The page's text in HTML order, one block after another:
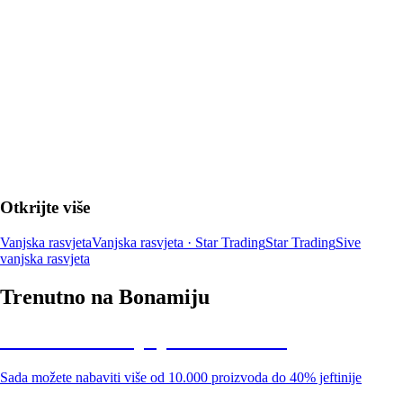
Otkrijte više
Vanjska rasvjetaVanjska rasvjeta · Star TradingStar TradingSive
vanjska rasvjeta
Trenutno na Bonamiju
Sada možete nabaviti više od 10.000 proizvoda do 40% jeftinije